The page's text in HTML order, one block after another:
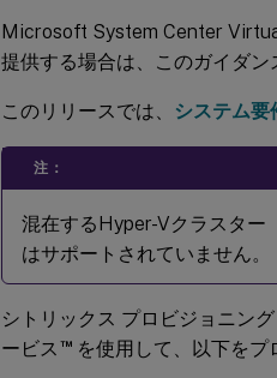
Microsoft System Center
提供する場合は、このガイダン
このリリースでは、 システム要
注：
混在するHyper-Vクラスター
はサポートされていません。
シトリックス プロビジョニン
ービス ™を使用して、以下をプ